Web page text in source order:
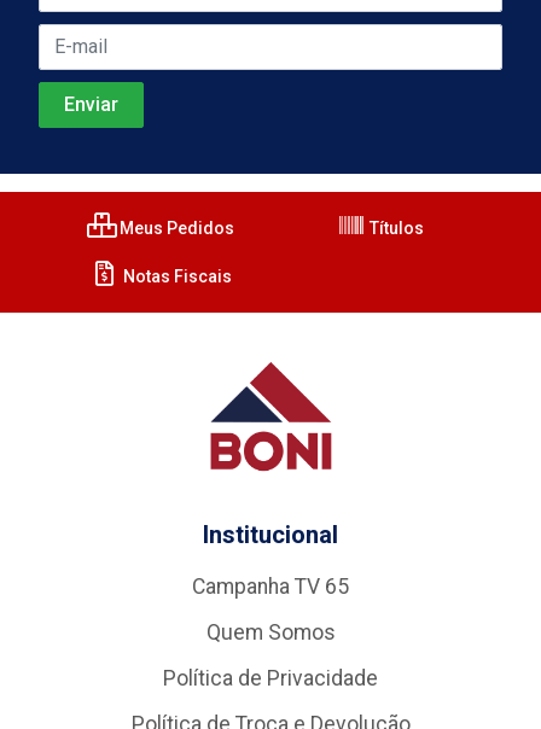
Meus Pedidos Títulos
Notas Fiscais
Institucional
Campanha TV 65
Quem Somos
Política de Privacidade
Política de Troca e Devolução